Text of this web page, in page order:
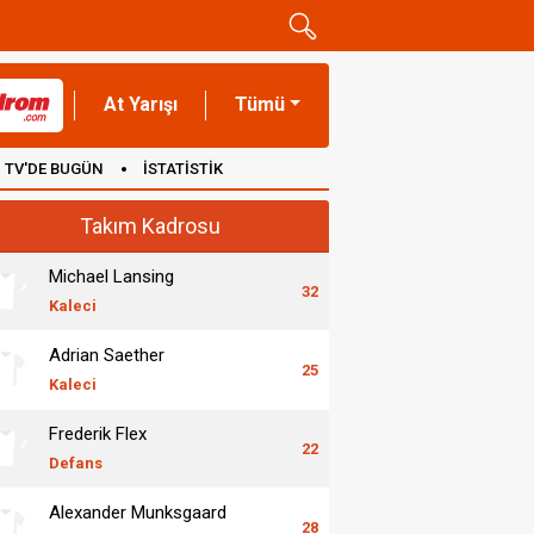
At Yarışı Tümü
TV'DE BUGÜN İSTATİSTİK
Takım Kadrosu
Michael Lansing
Kaleci
32
Adrian Saether
Kaleci
25
Frederik Flex
Defans
22
Alexander Munksgaard
28